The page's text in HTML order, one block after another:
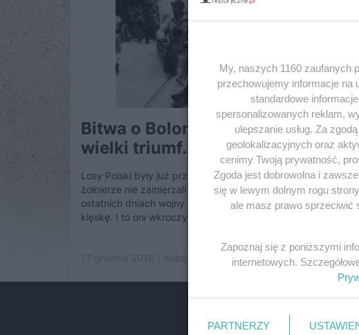
Bitwa o Bolonię. Ostatni
wielki triumf...
Losy Polski były już przypieczętowane. Nasi
żołnierze nie zamierzali jednak składać broni. W
ostatnich dniach wojny zadali Niemcom dotkliwą
klęskę. I to oni wkroczyli jako...
Dariusz Kaliński 17
Przeglądaj
My, naszych 1160 zaufanych
przechowujemy informacje na
standardowe
spersonalizowanych reklam,
ulepszanie usług. Za
geolokalizacyjnych oraz
cenimy Twoją prywatność,
Zgoda jest dobrowolna i
się w lewym dolnym rogu strony
ale masz prawo sprzeciwić
Zapoznaj się z poniższymi
internetowych.
PARTNERZY